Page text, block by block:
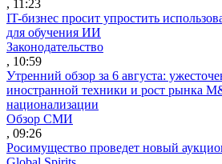
, 11:23
IT-бизнес просит упростить
для обучения ИИ
Законодательство
, 10:59
Утренний обзор за 6 августа:
иностранной техники и рост рынка
национализации
Обзор СМИ
, 09:26
Росимущество проведет новый